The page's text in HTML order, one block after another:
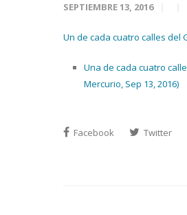
SEPTIEMBRE 13, 2016
Un de cada cuatro calles del
Una de cada cuatro
Mercurio, Sep 13, 2016)
Facebook Twitter